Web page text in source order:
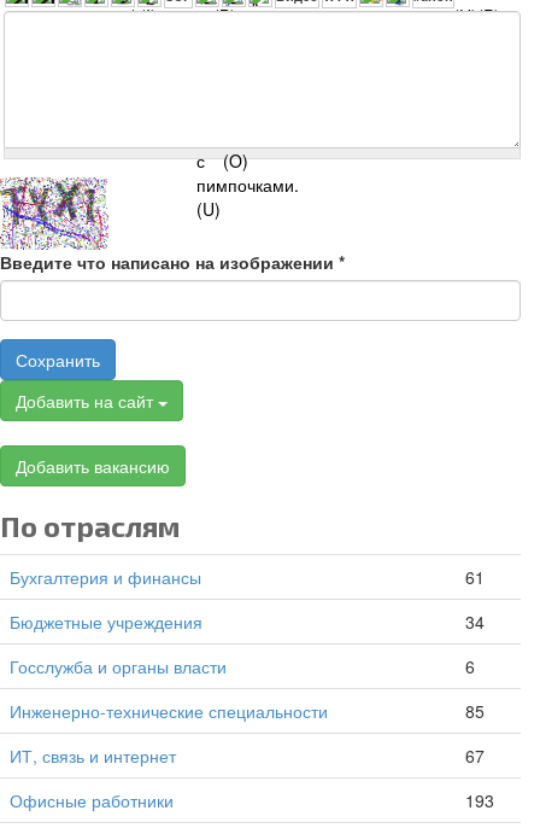
Введите что написано на изображении *
Сохранить
Добавить на сайт
Добавить вакансию
По отраслям
Бухгалтерия и финансы
61
Бюджетные учреждения
34
Госслужба и органы власти
6
Инженерно-технические специальности
85
ИТ, связь и интернет
67
Офисные работники
193